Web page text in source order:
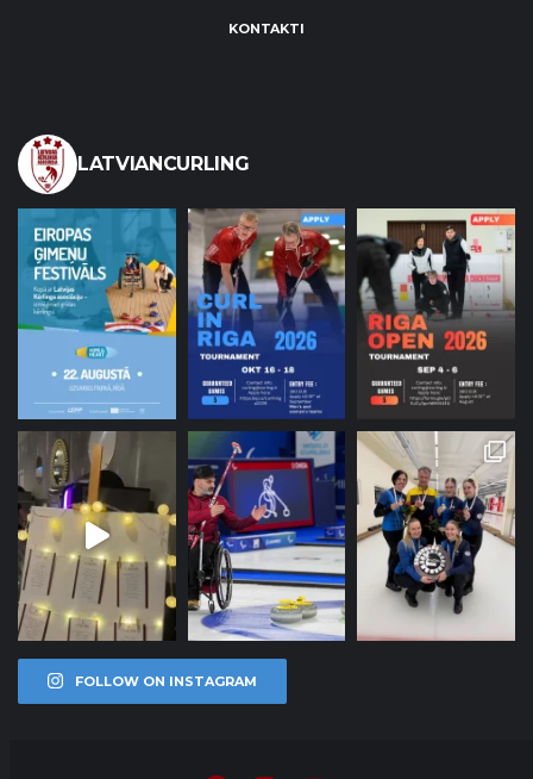
KONTAKTI
LATVIANCURLING
FOLLOW ON INSTAGRAM